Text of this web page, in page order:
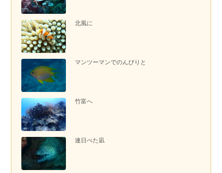
北風に
マンツーマンでのんびりと
竹富へ
連日べた凪